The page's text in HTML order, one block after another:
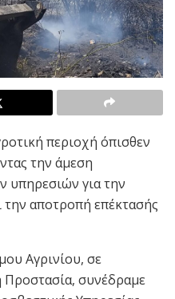
περιοχή όπισθεν
την άμεση
υπηρεσιών για την
την αποτροπή επέκτασής
Αγρινίου, σε
Προστασία, συνέδραμε